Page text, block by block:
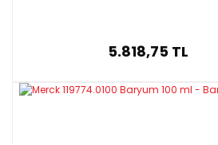
5.818,75 TL